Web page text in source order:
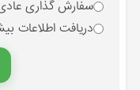
سفارش گذاری
دریافت اطلاعات